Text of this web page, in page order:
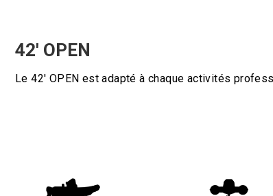
42′ OPEN
Le 42' OPEN est adapté à chaque activités